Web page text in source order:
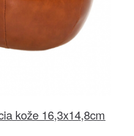
kože 16,3x14,8cm